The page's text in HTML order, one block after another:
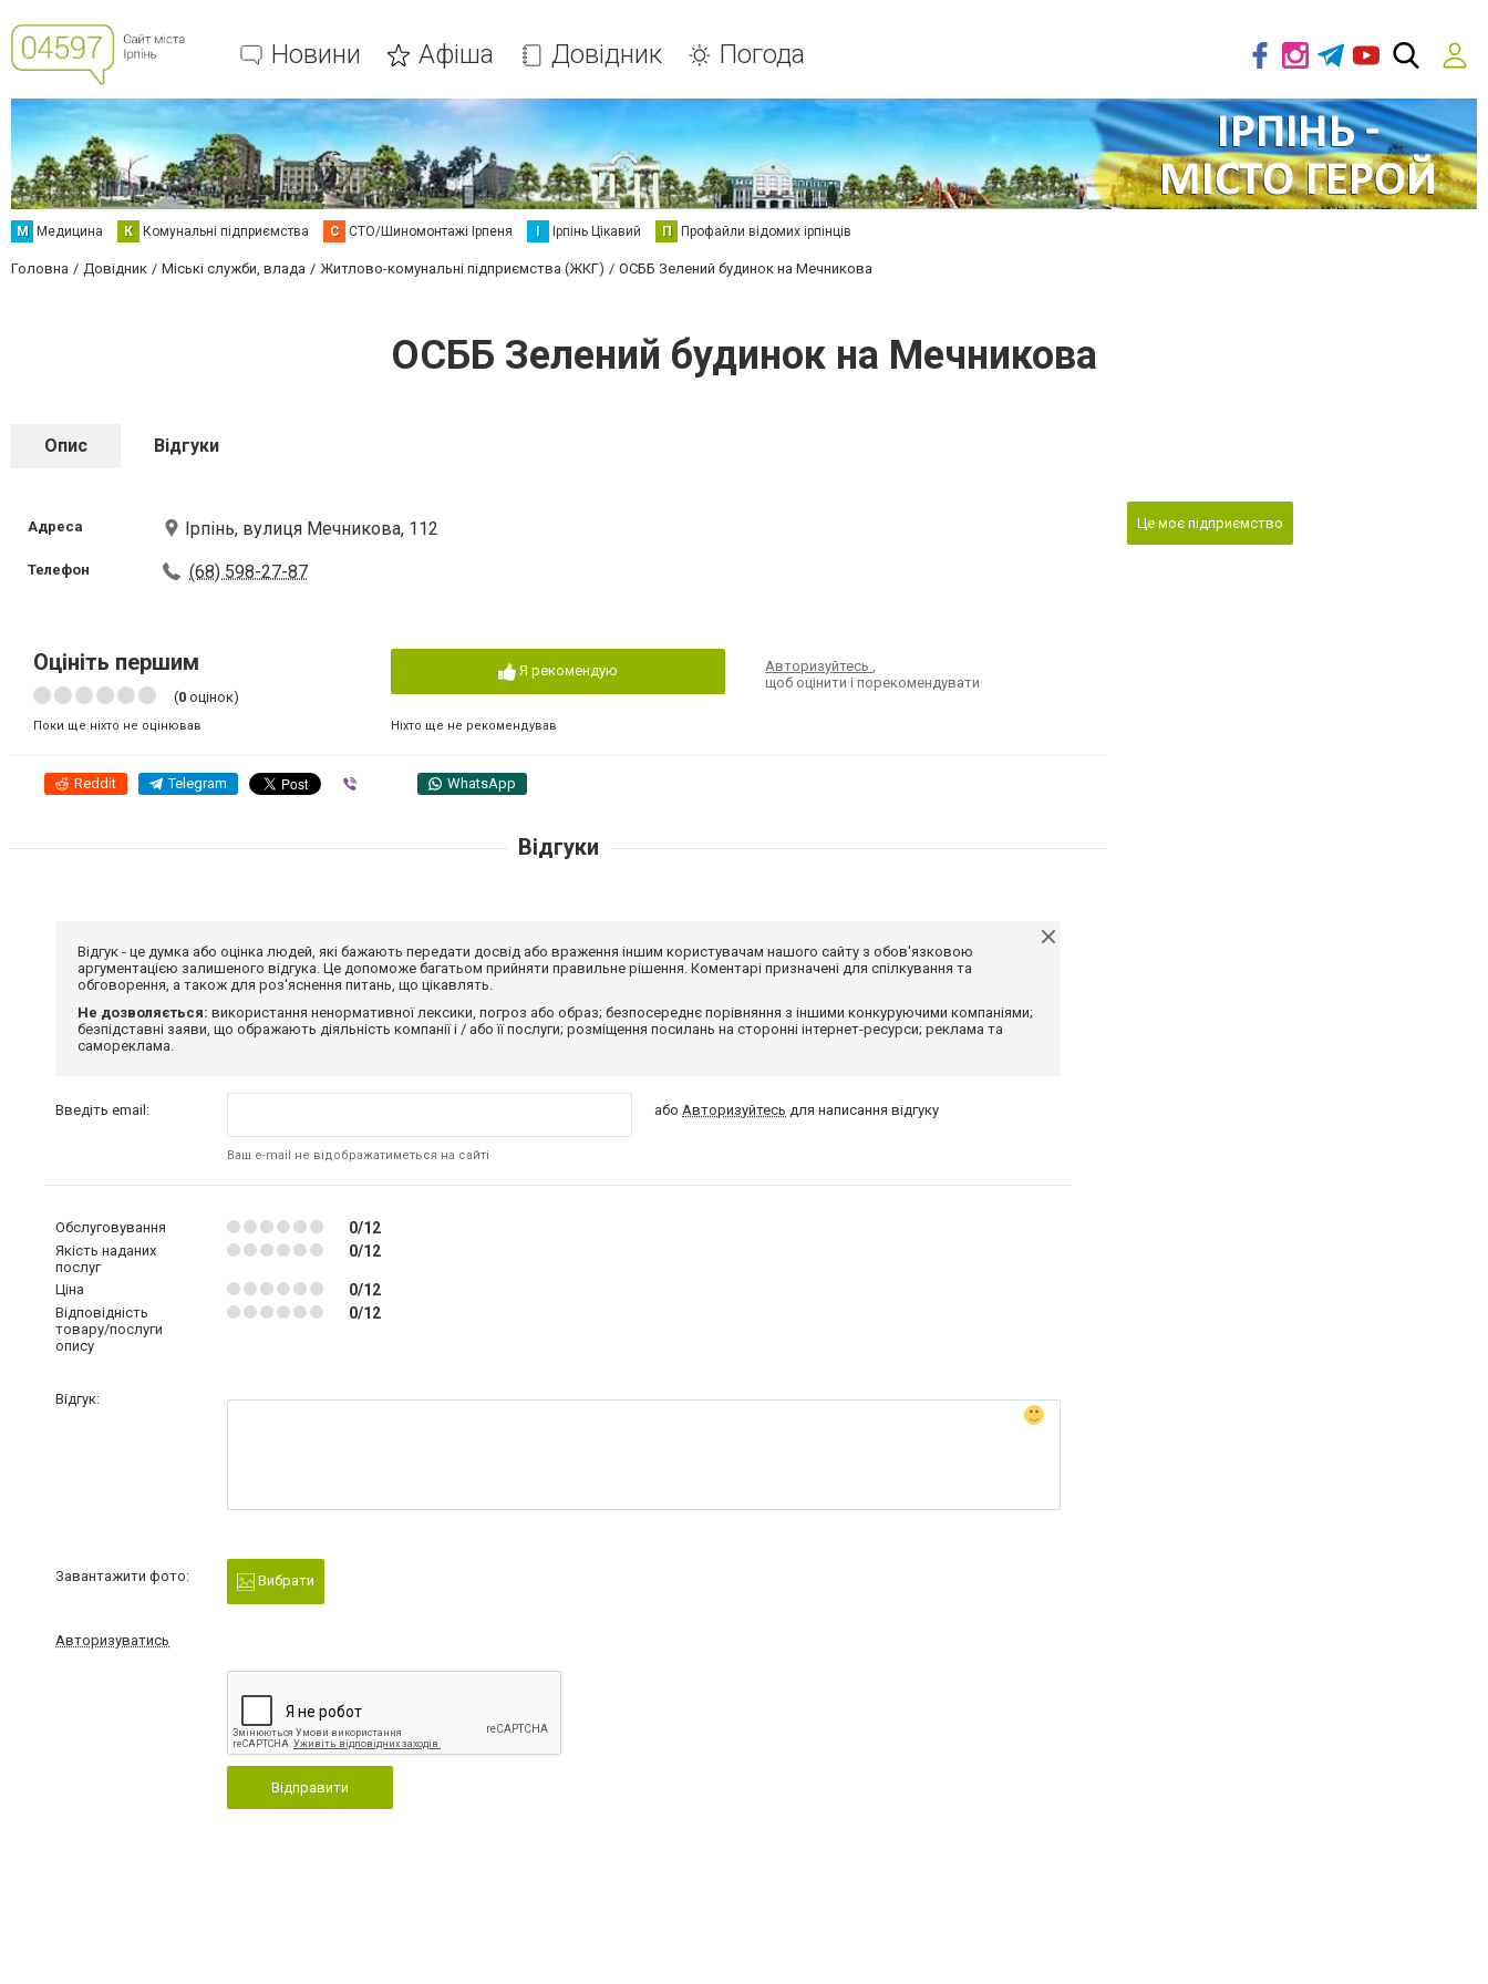
Новини Афіша Довідник Погода
М Медицина К Комунальні підприємства С СТО/Шиномонтажі Ірпеня І Ірпінь Цікавий П Профайли відомих ірпінців
Головна Довідник Міські служби, влада Житлово-комунальні підприємства (ЖКГ) ОСББ Зелений будинок на Мечникова
ОСББ Зелений будинок на Мечникова
Опис Відгуки
Адреса Ірпінь, вулиця Мечникова, 112
Телефон (68) 598-27-87
Оцініть першим
(0 оцінок)
Поки ще ніхто не оцінював
Я рекомендую
Ніхто ще не рекомендував
Авторизуйтесь,
щоб оцінити і порекомендувати
Reddit Telegram WhatsApp
Це моє підприємство
Відгуки
Відгук - це думка або оцінка людей, які бажають передати досвід або враження іншим користувачам нашого сайту з обов'язковою
аргументацією залишеного відгука. Це допоможе багатьом прийняти правильне рішення. Коментарі призначені для спілкування та
обговорення, а також для роз'яснення питань, що цікавлять.
Не дозволяється: використання ненормативної лексики, погроз або образ; безпосереднє порівняння з іншими конкуруючими компаніями;
безпідставні заяви, що ображають діяльність компанії і / або її послуги; розміщення посилань на сторонні інтернет-ресурси; реклама та
самореклама.
Введіть email:
Ваш e-mail не відображатиметься на сайті
абоАвторизуйтесь для написання відгуку
Обслуговування 0/12
Якість наданих
послуг
0/12
Ціна 0/12
Відповідність
товару/послуги
опису
0/12
Відгук:
Завантажити фото: Вибрати
Авторизуватись
Відправити